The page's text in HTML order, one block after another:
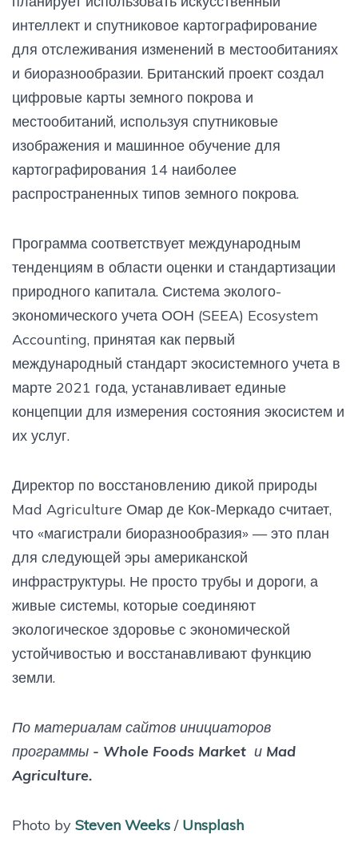
интеллект и спутниковое картографирование
для отслеживания изменений в местообитаниях
и биоразнообразии. Британский проект создал
цифровые карты земного покрова и
местообитаний, используя спутниковые
изображения и машинное обучение для
картографирования 14 наиболее
распространенных типов земного покрова.
Программа соответствует международным
тенденциям в области оценки и стандартизации
природного капитала. Система эколого-
экономического учета ООН (SEEA) Ecosystem
Accounting, принятая как первый
международный стандарт экосистемного учета в
марте 2021 года, устанавливает единые
концепции для измерения состояния экосистем и
их услуг.
Директор по восстановлению дикой природы
Mad Agriculture Омар де Кок-Меркадо считает,
что «магистрали биоразнообразия» — это план
для следующей эры американской
инфраструктуры. Не просто трубы и дороги, а
живые системы, которые соединяют
экологическое здоровье с экономической
устойчивостью и восстанавливают функцию
земли.
По материалам сайтов инициаторов
программы - Whole Foods Market и Mad
Agriculture.
Photo by Steven Weeks / Unsplash